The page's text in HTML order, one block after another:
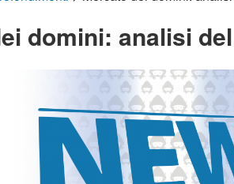
domini: analisi